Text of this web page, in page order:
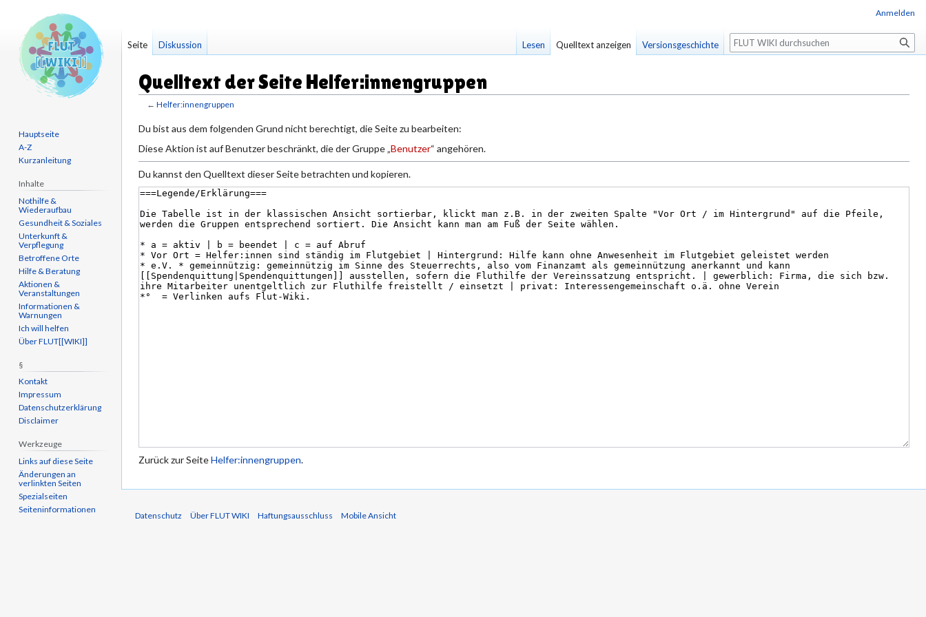
Quelltext der Seite Helfer:innengruppen
← Helfer:innengruppen
Zur
Navigation
Zur
Suche
Du bist aus dem folgenden Grund nicht berechtigt, die Seite zu bearbeiten:
Diese Aktion ist auf Benutzer beschränkt, die der Gruppe „Benutzer“ angehören.
Du kannst den Quelltext dieser Seite betrachten und kopieren.
Zurück zur SeiteHelfer:innengruppen.
Anmelden
Seite Diskussion Lesen Quelltext anzeigen Versionsgeschichte
Suche
Hauptseite
A-Z
Kurzanleitung
Inhalte
Nothilfe &
Wiederaufbau
Gesundheit & Soziales
Unterkunft &
Verpflegung
Betroffene Orte
Hilfe & Beratung
Aktionen &
Veranstaltungen
Informationen &
Warnungen
Ich will helfen
Über FLUT[[WIKI]]
§
Kontakt
Impressum
Datenschutzerklärung
Disclaimer
Werkzeuge
Links auf diese Seite
Änderungen an
verlinkten Seiten
Spezialseiten
Seiten­informationen
Datenschutz Über FLUT WIKI Haftungsausschluss Mobile Ansicht